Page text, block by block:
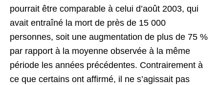
pourrait être comparable à celui d’août 2003, qui
avait entraîné la mort de près de 15 000
personnes, soit une augmentation de plus de 75 %
par rapport à la moyenne observée à la même
période les années précédentes. Contrairement à
ce que certains ont affirmé, il ne s’agissait pas